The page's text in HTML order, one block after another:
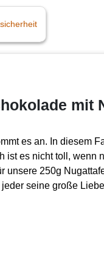
mit
es an. In diesem
ist es nicht toll, wenn
unsere 250g
seine große